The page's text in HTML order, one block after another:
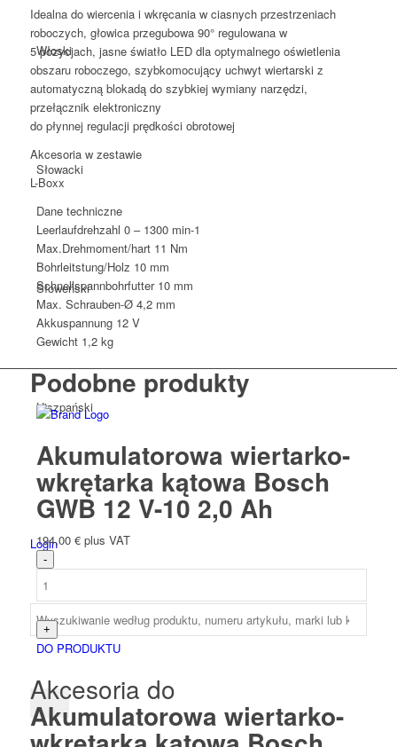
Włoski
Słowacki
Słoweński
Hiszpański
Login
Bosch
GWB
12
V-
Idealna do wiercenia i wkręcania w ciasnych przestrzeniach
roboczych, głowica przegubowa 90° regulowana w
5 pozycjach, jasne światło LED dla optymalnego oświetlenia
obszaru roboczego, szybkomocujący uchwyt wiertarski z
automatyczną blokadą do szybkiej wymiany narzędzi,
przełącznik elektroniczny
do płynnej regulacji prędkości obrotowej
Akcesoria w zestawie
L-Boxx
Dane techniczne
Leerlaufdrehzahl 0 – 1300 min-1
Max.Drehmoment/hart 11 Nm
Bohrleitstung/Holz 10 mm
Schnellspannbohrfutter 10 mm
Max. Schrauben-Ø 4,2 mm
Akkuspannung 12 V
Gewicht 1,2 kg
Podobne produkty
Akumulatorowa wiertarko-
wkrętarka kątowa Bosch
GWB 12 V-10 2,0 Ah
194,00 € plus VAT
DO PRODUKTU
Akcesoria do
Akumulatorowa wiertarko-